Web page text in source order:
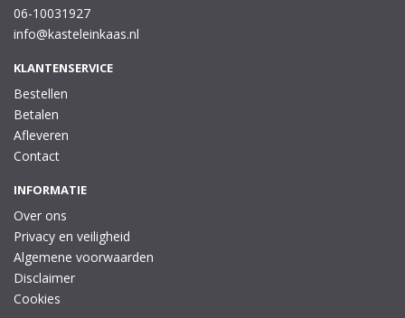
06-10031927
info@kasteleinkaas.nl
KLANTENSERVICE
Bestellen
Betalen
Afleveren
Contact
INFORMATIE
Over ons
Privacy en veiligheid
Algemene voorwaarden
Disclaimer
Cookies